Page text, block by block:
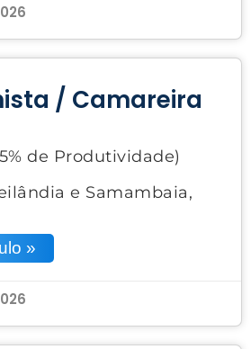
/ Camareira
de Produtividade)
e Samambaia,
»